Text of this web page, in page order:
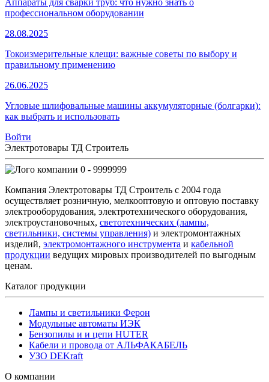
профессиональном оборудовании
28.08.2025
Токоизмерительные клещи: важные советы по выбору и
правильному применению
26.06.2025
Угловые шлифовальные машины аккумуляторные (болгарки):
как выбрать и использовать
Войти
Электротовары ТД Строитель
0 - 9999999
Компания Электротовары ТД Строитель с 2004 года
осуществляет розничную, мелкооптовую и оптовую поставку
электрооборудования, электротехнического оборудования,
электроустановочных, светотехнических (лампы,
светильники, системы управления) и электромонтажных
изделий, электромонтажного инструмента и кабельной
продукции ведущих мировых производителей по выгодным
ценам.
Каталог продукции
Лампы и светильники Ферон
Модульные автоматы ИЭК
Бензопилы и и цепи HUTER
Кабели и провода от АЛЬФАКАБЕЛЬ
УЗО DEKraft
О компании